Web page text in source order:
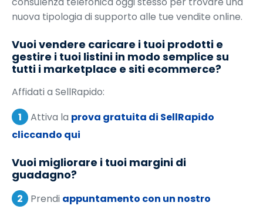
nuova tipologia di supporto alle tue vendite online.
Vuoi vendere caricare i tuoi prodotti e
gestire i tuoi listini in modo semplice su
tutti i marketplace e siti ecommerce?
Affidati a SellRapido:
1
Attiva la prova gratuita di SellRapido
cliccando qui
Vuoi migliorare i tuoi margini di
guadagno?
2 Prendi appuntamento con un nostro